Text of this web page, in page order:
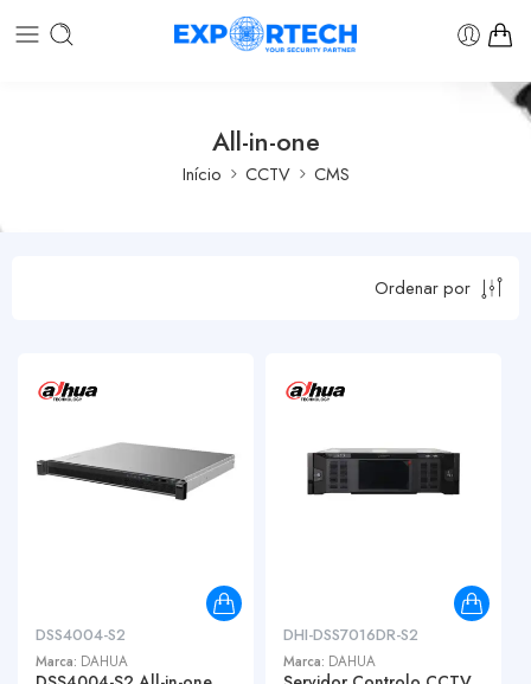
All-in-one
Início CCTV CMS
Ordenar por
DSS4004-S2
Marca: DAHUA
DHI-DSS7016DR-S2
Marca: DAHUA